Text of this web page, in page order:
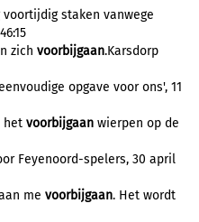
staken vanwege
zich voorbijgaan.Karsdorp
opgave voor ons', 11
het voorbijgaan wierpen op de
Feyenoord-spelers, 30 april
me voorbijgaan. Het wordt